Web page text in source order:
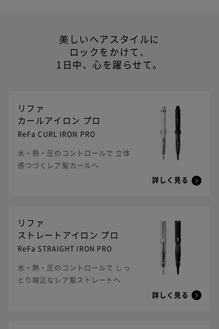
美しいヘアスタイルに
ロックをかけて、
1日中、心を躍らせて。
リファ
カールアイロン プロ
ReFa CURL IRON PRO
水・熱・圧のコントロールで 立体
感つづくレア髪カールへ
詳しく見る
リファ
ストレートアイロン プロ
ReFa STRAIGHT IRON PRO
水・熱・圧のコントロールで しっ
とり端正なレア髪ストレートヘ
詳しく見る